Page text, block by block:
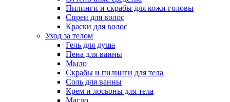
Пилинги и скрабы для кожи головы
Спреи для волос
Краски для волос
Уход за телом
Гель для душа
Пена для ванны
Мыло
Скрабы и пилинги для тела
Соль для ванны
Крем и лосьоны для тела
Масло